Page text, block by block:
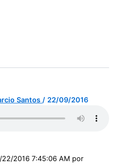
Santos / 22/09/2016
22/2016 7:45:06 AM por